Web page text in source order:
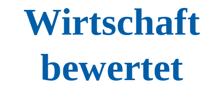
Wirtschaft
bewertet